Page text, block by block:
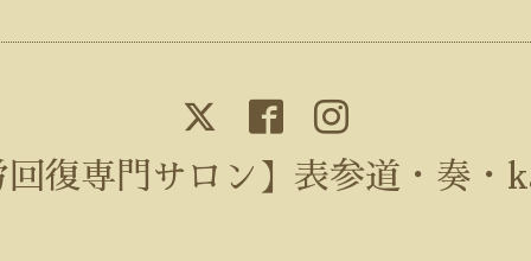
回復専門サロン】表参道・奏・